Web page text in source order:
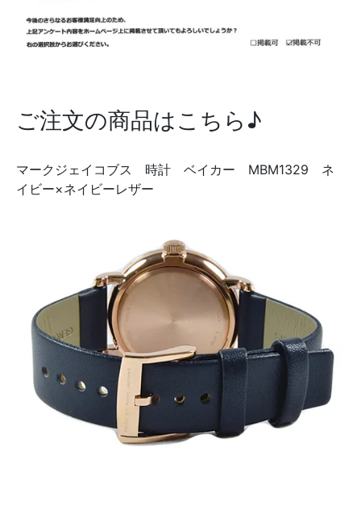
ご注文の商品はこちら♪
マークジェイコブス 時計 ベイカー MBM1329 ネ
イビー×ネイビーレザー